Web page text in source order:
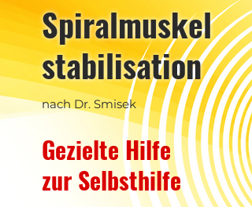
Spiralmuskel
stabilisation
nach Dr. Smisek
Gezielte Hilfe
zur Selbsthilfe